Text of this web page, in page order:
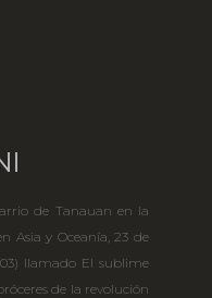
de Tanauan en la
Asia y Oceanía, 23 de
llamado El sublime
de la revolución